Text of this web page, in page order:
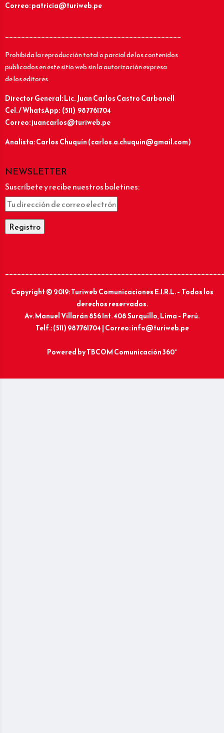
Correo: patricia@turiweb.pe
____________________________________________
Prohibida la reproducción total o parcial de los contenidos
publicados en este sitio web sin la autorización expresa
de los editores.
Director General: Lic.Juan Carlos Castro Carbonell
Cel. / WhatsApp: (511) 987761704
Correo: juancarlos@turiweb.pe
Analista: Carlos Chuquín (carlos.a.chuquin@gmail.com)
NEWSLETTER
Suscríbete y recibe nuestros boletines:
Copyright © 2019: Turiweb Comunicaciones E.I.R.L. – Todos los
derechos reservados.
Av. Manuel Villarán 856 Int. 408 Surquillo, Lima – Perú.
Telf.: (511) 987761704 | Correo: info@turiweb.pe
Powered byTBCOM Comunicación 360°